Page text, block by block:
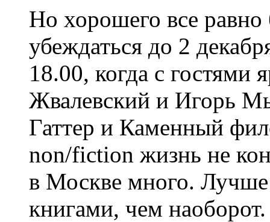
Но хорошего все
убеждаться до 2
18.00, когда с гостями
Жвалевский и Игорь
Гаттер и Каменный
non/fiction жизнь не
в Москве много.
книгами, чем наоборот.